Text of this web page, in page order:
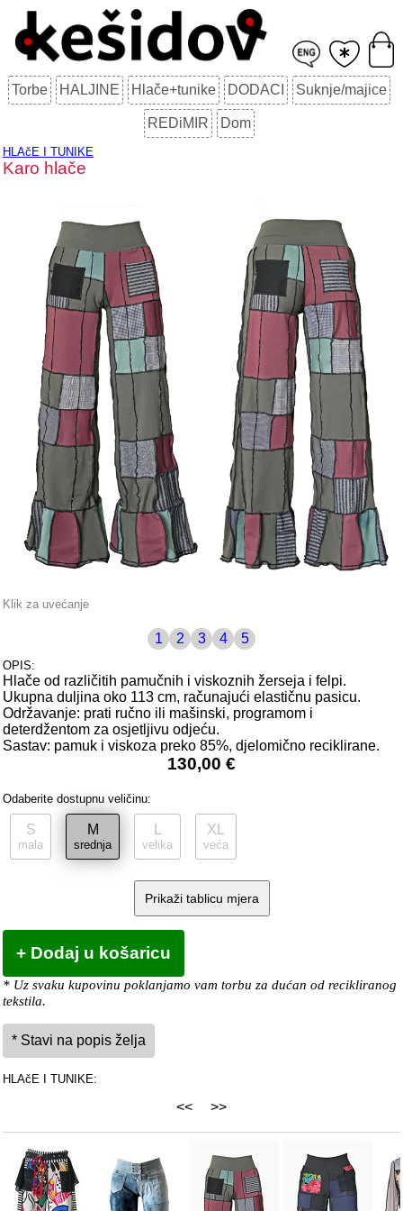
Torbe HALJINE Hlače+tunike DODACI Suknje/majice
REDiMIR Dom
HLAčE I TUNIKE
Karo hlače
Klik za uvećanje
1 2 3 4 5
OPIS:
Hlače od različitih pamučnih i viskoznih žerseja i felpi.
Ukupna duljina oko 113 cm, računajući elastičnu pasicu.
Održavanje: prati ručno ili mašinski, programom i
deterdžentom za osjetljivu odjeću.
Sastav: pamuk i viskoza preko 85%, djelomično reciklirane.
130,00 €
Odaberite dostupnu veličinu:
S
mala
M
srednja velika
XL
veća
Prikaži tablicu mjera
* Uz svaku kupovinu poklanjamo vam torbu za dućan od recikliranog
tekstila.
HLAčE I TUNIKE:
<< >>